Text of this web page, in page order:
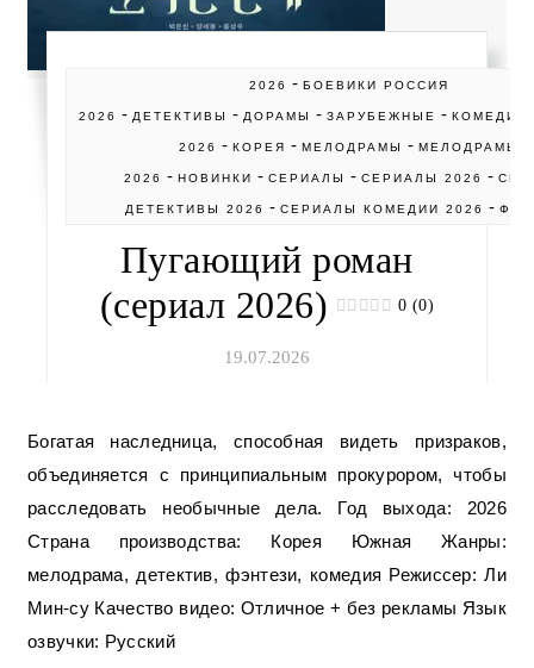
2026 -БОЕВИКИ РОССИЯ
2026 - ДЕТЕКТИВЫ - ДОРАМЫ -ЗАРУБЕЖНЫЕ -КОМЕДИИ
2026 -КОРЕЯ -МЕЛОДРАМЫ -МЕЛОДРАМЫ
2026 - НОВИНКИ - СЕРИАЛЫ - СЕРИАЛЫ 2026 -
ДЕТЕКТИВЫ 2026 -СЕРИАЛЫ КОМЕДИИ 2026 -
Пугающий роман
(сериал 2026)
0 (0)
19.07.2026
Богатая наследница, способная видеть призраков,
объединяется с принципиальным прокурором, чтобы
расследовать необычные дела. Год выхода: 2026
Страна производства: Корея Южная Жанры:
мелодрама, детектив, фэнтези, комедия Режиссер: Ли
Мин-су Качество видео: Отличное + без рекламы Язык
озвучки: Русский